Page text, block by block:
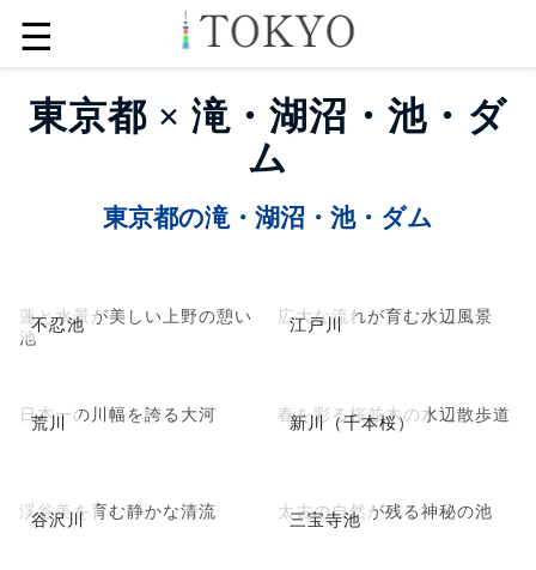
☰
東京都 × 滝・湖沼・池・ダ
ム
東京都の滝・湖沼・池・ダム
不忍池
蓮と水景が美しい上野の憩い
池
江戸川
広大な流れが育む水辺風景
荒川
日本一の川幅を誇る大河 新川（千本桜）
春を彩る桜並木の水辺散歩道
谷沢川
渓谷美を育む静かな清流 三宝寺池
太古の自然が残る神秘の池